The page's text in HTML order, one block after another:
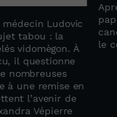
médecin Ludovic
tabou : la
vidomègon. À
il questionne
nombreuses
à une remise en
l’avenir de
Vépierre
le